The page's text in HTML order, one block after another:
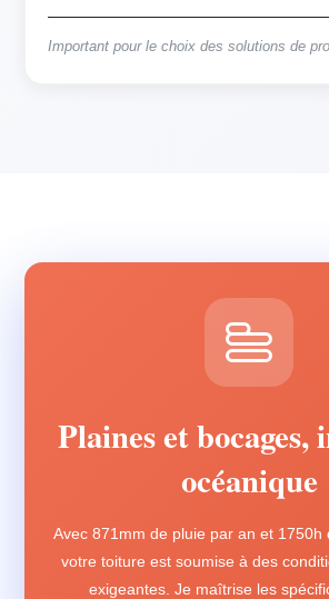
Important pour le choix des solutions de
Plaines et bocages,
océanique
Avec 871mm de pluie par an et 1750h
votre toiture est soumise à des
exigeantes. Je maîtrise les